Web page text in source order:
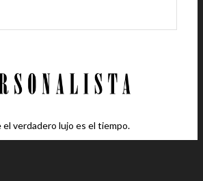
el verdadero lujo es el tiempo.